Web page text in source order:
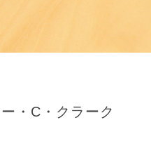
・C・クラーク